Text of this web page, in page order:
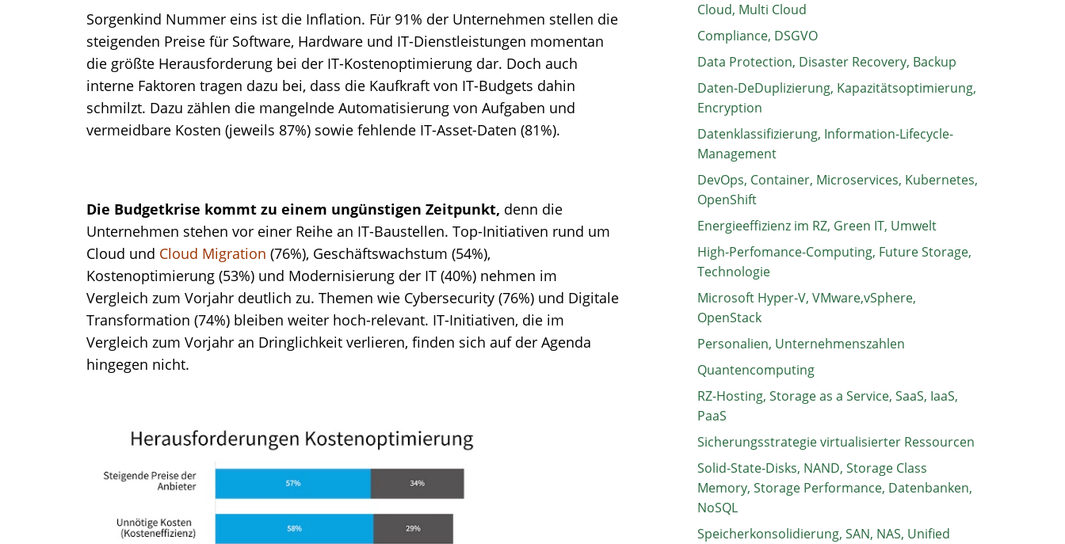
Sorgenkind Nummer eins ist die Inflation. Für 91% der Unternehmen stellen die
steigenden Preise für Software, Hardware und IT-Dienstleistungen momentan
die größte Herausforderung bei der IT-Kostenoptimierung dar. Doch auch
interne Faktoren tragen dazu bei, dass die Kaufkraft von IT-Budgets dahin
schmilzt. Dazu zählen die mangelnde Automatisierung von Aufgaben und
vermeidbare Kosten (jeweils 87%) sowie fehlende IT-Asset-Daten (81%).
Die Budgetkrise kommt zu einem ungünstigen Zeitpunkt, denn die
Unternehmen stehen vor einer Reihe an IT-Baustellen. Top-Initiativen rund um
Cloud und Cloud Migration (76%), Geschäftswachstum (54%),
Kostenoptimierung (53%) und Modernisierung der IT (40%) nehmen im
Vergleich zum Vorjahr deutlich zu. Themen wie Cybersecurity (76%) und Digitale
Transformation (74%) bleiben weiter hoch-relevant. IT-Initiativen, die im
Vergleich zum Vorjahr an Dringlichkeit verlieren, finden sich auf der Agenda
hingegen nicht.
Cloud, Multi Cloud
Compliance, DSGVO
Data Protection, Disaster Recovery, Backup
Daten-DeDuplizierung, Kapazitätsoptimierung,
Encryption
Datenklassifizierung, Information-Lifecycle-
Management
DevOps, Container, Microservices, Kubernetes,
OpenShift
Energieeffizienz im RZ, Green IT, Umwelt
High-Perfomance-Computing, Future Storage,
Technologie
Microsoft Hyper-V, VMware,vSphere,
OpenStack
Personalien, Unternehmenszahlen
Quantencomputing
RZ-Hosting, Storage as a Service, SaaS, IaaS,
PaaS
Sicherungsstrategie virtualisierter Ressourcen
Solid-State-Disks, NAND, Storage Class
Memory, Storage Performance, Datenbanken,
NoSQL
Speicherkonsolidierung, SAN, NAS, Unified